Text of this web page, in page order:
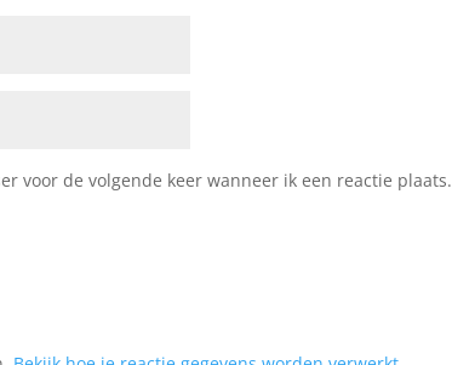
voor de volgende keer wanneer ik een reactie plaats.